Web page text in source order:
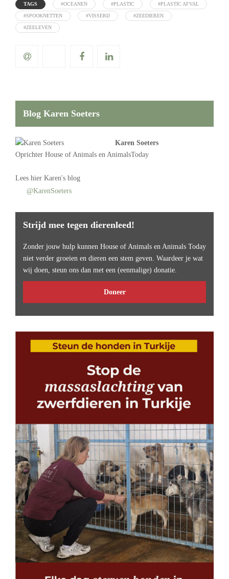
TAGS #OCEANEN #PLASTIC #PLASTIC AFVAL
#SPOOKNETTEN #VISSERIJ #ZEEDIEREN
#ZEELEVEN
Blog Karen Soeters
Karen Soeters
Oprichter House of Animals en AnimalsToday
Lees hier Karen's blog
@KarenSoeters
Strijd mee tegen dierenleed!
Zonder jouw hulp kunnen House of Animals en Animals Today
niet verder groeien en dieren een stem geven. Waardeer je wat
wij doen, steun ons dan met een (eenmalige) donatie.
Doneer